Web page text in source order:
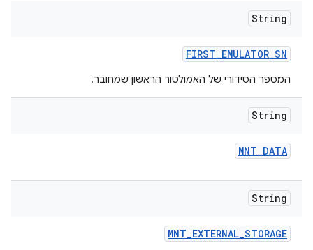
String
FIRST_EMULATOR_SN
המספר הסידורי של האמולטור הראשון שמחובר.
String
MNT_DATA
String
MNT_EXTERNAL_STORAGE